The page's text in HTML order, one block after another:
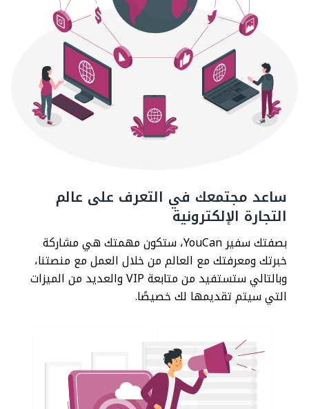
ساعد مجتمعك في التعرف على عالم
التجارة الإلكترونية
بصفتك سفير YouCan، ستكون مهمتك هي مشاركة
خبرتك ومعرفتك مع العالم من خلال العمل مع منصتنا،
وبالتالي ستستفيد من متابعة VIP والعديد من الميزات
التي سيتم تقديمها لك خصيصًا.